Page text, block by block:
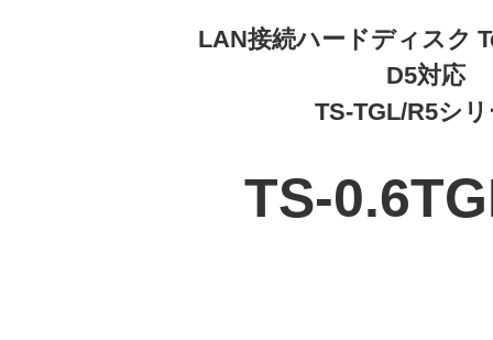
LAN接続ハードディスク
D5対応
TS-TGL/R5シ
TS-